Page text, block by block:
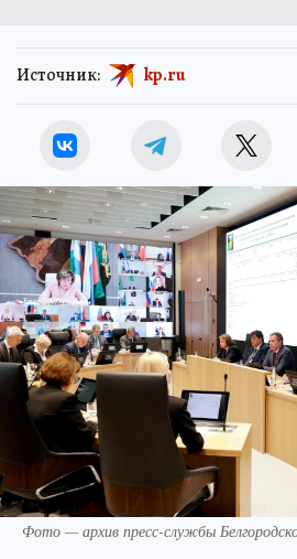
Источник: kp.ru
Фото — архив пресс-службы